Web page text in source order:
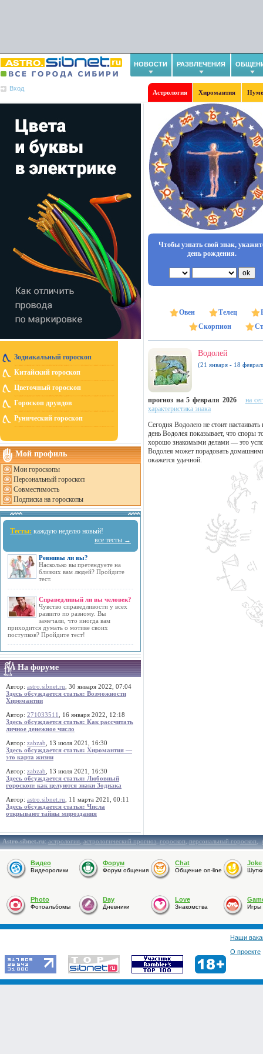
НОВОСТИ РАЗВЛЕЧЕНИЯ
Вход
Астрология Хиромантия
Зодиакальный гороскоп
Китайский гороскоп
Цветочный гороскоп
Гороскоп друидов
Рунический гороскоп
Мой профиль
Мои гороскопы
Персональный гороскоп
Совместимость
Подписка на гороскопы
Тесты: каждую неделю новый!
все тесты →
Ревнивы ли вы?
Насколько вы претендуете на
близких вам людей? Пройдите
тест.
Справедливый ли вы человек?
Чувство справедливости у всех
развито по разному. Вы
замечали, что иногда вам
приходится думать о мотиве своих
поступков? Пройдите тест!
На форуме
Автор: astro.sibnet.ru , 30 января 2022, 07:04
Здесь обсуждается статья: Возможности
Хиромантии
Автор: 271033511
, 16 января 2022, 12:18
Здесь обсуждается статья: Как рассчитать
личное денежное число
Автор: zabzab , 13 июля 2021, 16:30
Здесь обсуждается статья: Хиромантия —
это карта жизни
Автор: zabzab , 13 июля 2021, 16:30
Здесь обсуждается статья: Любовный
гороскоп: как целуются знаки Зодиака
Автор: astro.sibnet.ru , 11 марта 2021, 00:11
Здесь обсуждается статья: Числа
открывают тайны мироздания
Чтобы узнать свой знак,
день рождения.
Овен Телец
Скорпион
Водолей
(21 января - 18
прогноз на 5 февраля 2026
на
характеристика знака
Сегодня Водолею не стоит
день Водолея показывает, что споры
хорошо знакомыми делами — это
Водолея может порадовать
окажется удачной.
Astro.sibnet.ru:астрология,астрологический прогноз,гороскоп,персональный гороскоп,
Видео
Видеоролики
Форум
Форум общения
Chat
Общение on-line
Joke
Photo
Фотоальбомы
Day
Дневники
Love
Знакомства Игры
Наши
О проекте